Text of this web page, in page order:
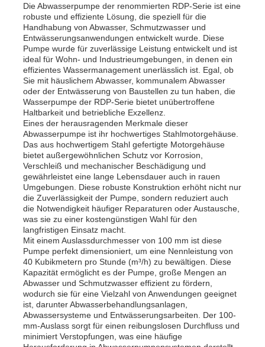
Startseite
Produkte
Videos
Die Abwasserpumpe der renommierten RDP-Serie ist eine
robuste und effiziente Lösung, die speziell für die
Handhabung von Abwasser, Schmutzwasser und
Entwässerungsanwendungen entwickelt wurde. Diese
Pumpe wurde für zuverlässige Leistung entwickelt und ist
ideal für Wohn- und Industrieumgebungen, in denen ein
effizientes Wassermanagement unerlässlich ist. Egal, ob
Sie mit häuslichem Abwasser, kommunalem Abwasser
oder der Entwässerung von Baustellen zu tun haben, die
Wasserpumpe der RDP-Serie bietet unübertroffene
Haltbarkeit und betriebliche Exzellenz.
Eines der herausragenden Merkmale dieser
Abwasserpumpe ist ihr hochwertiges Stahlmotorgehäuse.
Das aus hochwertigem Stahl gefertigte Motorgehäuse
bietet außergewöhnlichen Schutz vor Korrosion,
Verschleiß und mechanischer Beschädigung und
gewährleistet eine lange Lebensdauer auch in rauen
Umgebungen. Diese robuste Konstruktion erhöht nicht nur
die Zuverlässigkeit der Pumpe, sondern reduziert auch
die Notwendigkeit häufiger Reparaturen oder Austausche,
was sie zu einer kostengünstigen Wahl für den
langfristigen Einsatz macht.
Mit einem Auslassdurchmesser von 100 mm ist diese
Pumpe perfekt dimensioniert, um eine Nennleistung von
40 Kubikmetern pro Stunde (m³/h) zu bewältigen. Diese
Kapazität ermöglicht es der Pumpe, große Mengen an
Abwasser und Schmutzwasser effizient zu fördern,
wodurch sie für eine Vielzahl von Anwendungen geeignet
ist, darunter Abwasserbehandlungsanlagen,
Abwassersysteme und Entwässerungsarbeiten. Der 100-
mm-Auslass sorgt für einen reibungslosen Durchfluss und
minimiert Verstopfungen, was eine häufige